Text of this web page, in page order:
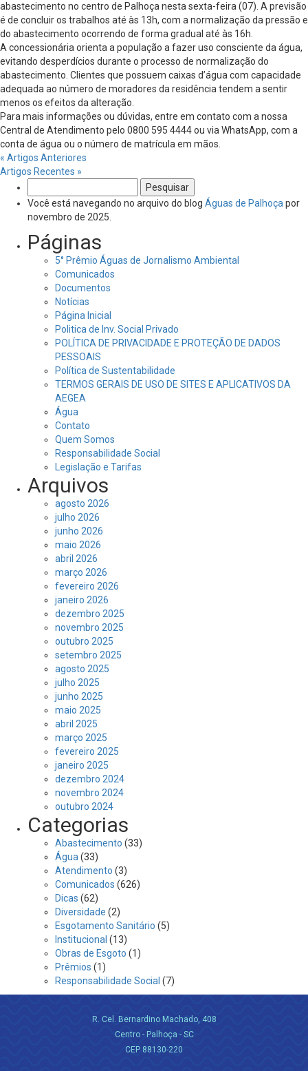
abastecimento no centro de Palhoça nesta sexta-feira (07). A previsão
é de concluir os trabalhos até às 13h, com a normalização da pressão e
do abastecimento ocorrendo de forma gradual até às 16h.
A concessionária orienta a população a fazer uso consciente da água,
evitando desperdícios durante o processo de normalização do
abastecimento. Clientes que possuem caixas d’água com capacidade
adequada ao número de moradores da residência tendem a sentir
menos os efeitos da alteração.
Para mais informações ou dúvidas, entre em contato com a nossa
Central de Atendimento pelo 0800 595 4444 ou via WhatsApp, com a
conta de água ou o número de matrícula em mãos.
« Artigos Anteriores
Artigos Recentes »
por:
Você está navegando no arquivo do blog Águas de Palhoça por
novembro de 2025.
Páginas
5° Prêmio Águas de Jornalismo Ambiental
Comunicados
Documentos
Notícias
Página Inicial
Politica de Inv. Social Privado
POLÍTICA DE PRIVACIDADE E PROTEÇÃO DE DADOS
PESSOAIS
Política de Sustentabilidade
TERMOS GERAIS DE USO DE SITES E APLICATIVOS DA
AEGEA
Água
Contato
Quem Somos
Responsabilidade Social
Legislação e Tarifas
Arquivos
agosto 2026
julho 2026
junho 2026
maio 2026
abril 2026
março 2026
fevereiro 2026
janeiro 2026
dezembro 2025
novembro 2025
outubro 2025
setembro 2025
agosto 2025
julho 2025
junho 2025
maio 2025
abril 2025
março 2025
fevereiro 2025
janeiro 2025
dezembro 2024
novembro 2024
outubro 2024
Categorias
Abastecimento (33)
Água (33)
Atendimento (3)
Comunicados (626)
Dicas (62)
Diversidade (2)
Esgotamento Sanitário (5)
Institucional (13)
Obras de Esgoto (1)
Prêmios (1)
Responsabilidade Social (7)
R. Cel. Bernardino Machado, 408
Centro - Palhoça - SC
CEP 88130-220